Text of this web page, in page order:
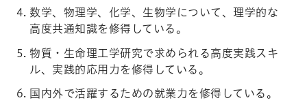
数学、物理学、化学、生物学について、理学的な
高度共通知識を修得している。
物質・生命理工学研究で求められる高度実践スキ
ル、実践的応用力を修得している。
国内外で活躍するための就業力を修得している。